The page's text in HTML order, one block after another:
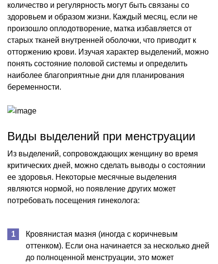
количество и регулярность могут быть связаны со
здоровьем и образом жизни. Каждый месяц, если не
произошло оплодотворение, матка избавляется от
старых тканей внутренней оболочки, что приводит к
отторжению крови. Изучая характер выделений, можно
понять состояние половой системы и определить
наиболее благоприятные дни для планирования
беременности.
Виды выделений при менструации
Из выделений, сопровождающих женщину во время
критических дней, можно сделать выводы о состоянии
ее здоровья. Некоторые месячные выделения
являются нормой, но появление других может
потребовать посещения гинеколога:
Кровянистая мазня (иногда с коричневым
оттенком). Если она начинается за несколько дней
до полноценной менструации, это может